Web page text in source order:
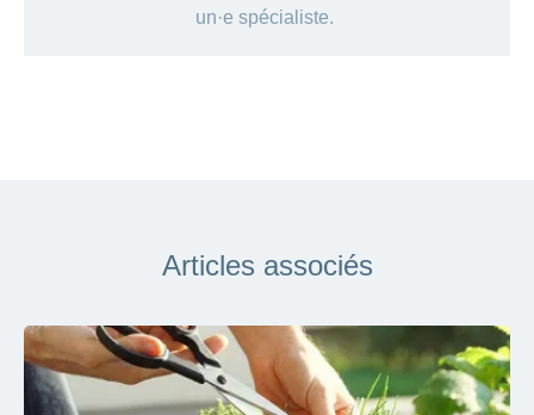
un·e spécialiste.
Articles associés